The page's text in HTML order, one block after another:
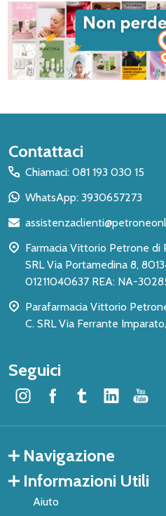
Inizio
del
piè
pagina
Contattaci
Chiamaci: 081 193 030 15
WhatsApp: 3930657273
Farmacia Vittorio Petrone di
SRL Via Portamedina 8, 80134 - Napoli NA P.IVA:
01211040637 REA: NA-
Parafarmacia Vittorio
C. SRL Via Ferrante
Seguici
Navigazione
Informazioni Utili
Aiuto